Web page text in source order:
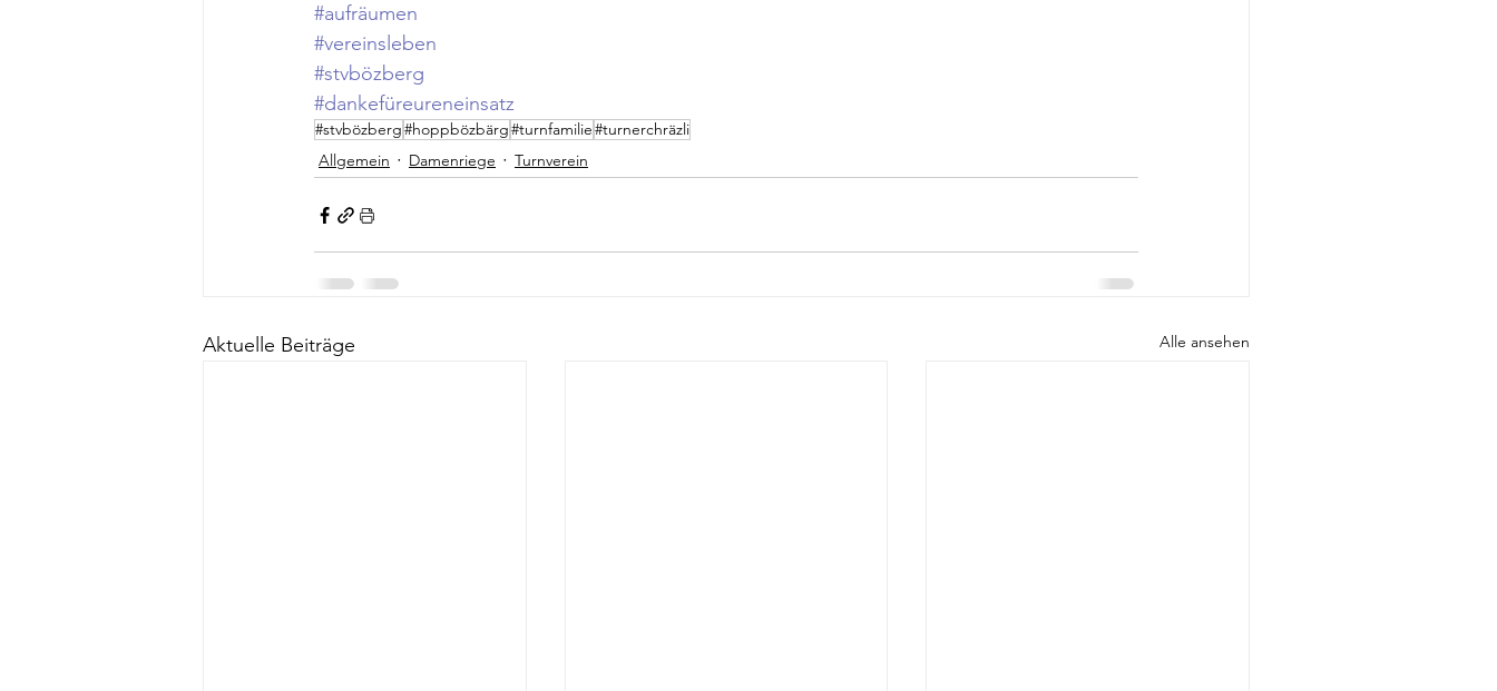
#aufräumen
#vereinsleben
#stvbözberg
#dankefüreureneinsatz
#stvbözberg#hoppbözbärg#turnfamilie#turnerchräzli
Allgemein
Damenriege Turnverein
Aktuelle Beiträge Alle ansehen